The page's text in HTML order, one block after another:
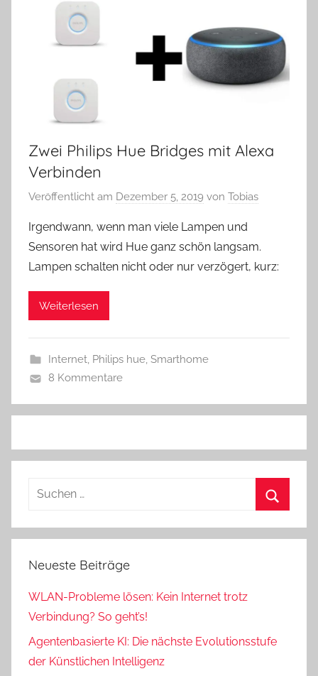
Zwei Philips Hue Bridges mit Alexa
Verbinden
Veröffentlicht am Dezember 5, 2019 von Tobias
Irgendwann, wenn man viele Lampen und
Sensoren hat wird Hue ganz schön langsam.
Lampen schalten nicht oder nur verzögert, kurz:
Weiterlesen
Internet, Philips hue, Smarthome
8 Kommentare
Suchen
Neueste Beiträge
WLAN-Probleme lösen: Kein Internet trotz
Verbindung? So geht’s!
Agentenbasierte KI: Die nächste Evolutionsstufe
der Künstlichen Intelligenz